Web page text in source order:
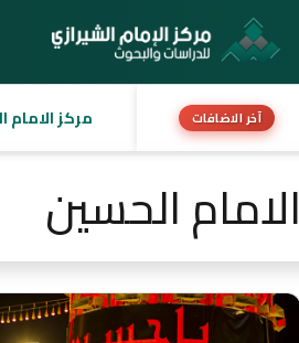
آخر الاضافات مركز الامام
الامام الحسين